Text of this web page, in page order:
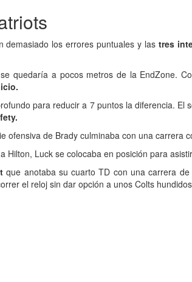
los errores puntuales y las tres
quedaría a pocos metros de la EndZone.
para reducir a 7 puntos la diferencia. El
ofensiva de Brady culminaba con una carrera
Hilton, Luck se colocaba en posición para
que anotaba su cuarto TD con una carrera de
el reloj sin dar opción a unos Colts